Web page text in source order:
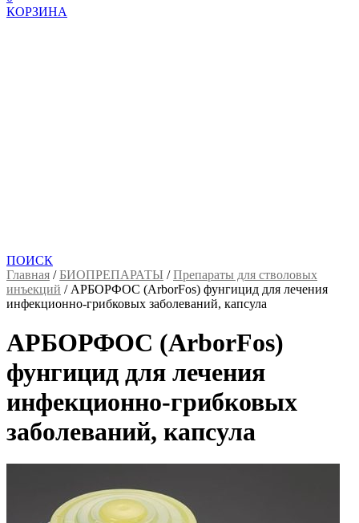
КОРЗИНА
ПОИСК
Главная /БИОПРЕПАРАТЫ /Препараты для стволовых
инъекций / АРБОРФОС (ArborFos) фунгицид для лечения
инфекционно-грибковых заболеваний, капсула
АРБОРФОС (ArborFos)
фунгицид для лечения
инфекционно-грибковых
заболеваний, капсула